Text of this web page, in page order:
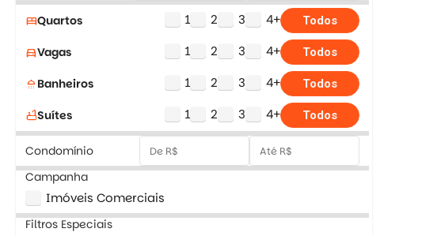
bedQuartos 1 2 3 4+ Todos
directions_carVagas 1 2 3 4+ Todos
shower Banheiros 1 2 3 4+ Todos
bathtubSuítes 1 2 3 4+ Todos
Condomínio
Campanha
Imóveis Comerciais
Filtros Especiais